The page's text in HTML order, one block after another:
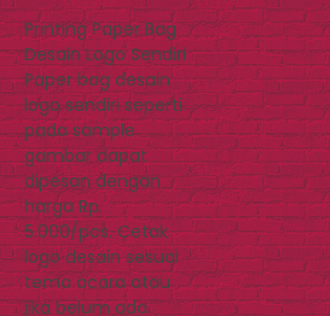
Printing Paper Bag
Desain Logo Sendiri
Paper bag desain
logo sendiri seperti
pada sample
gambar dapat
dipesan dengan
harga Rp.
5.000/pcs. Cetak
logo desain sesuai
tema acara atau
jika belum ada